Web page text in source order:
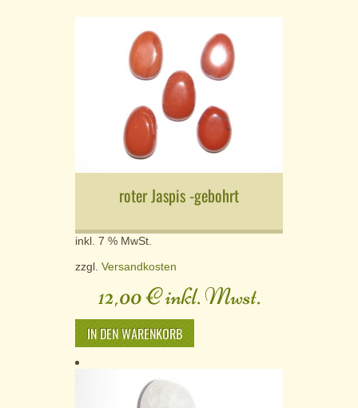
roter Jaspis -gebohrt
inkl. 7 % MwSt.
zzgl. Versandkosten
12,00€inkl. Mwst.
IN DEN WARENKORB